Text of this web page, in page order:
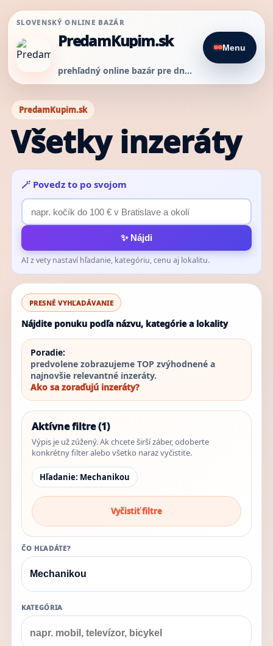
SLOVENSKÝ ONLINE BAZÁR
PredamKupim.sk
prehľadný online bazár pre dnešný predaj
Menu
PredamKupim.sk
Všetky inzeráty
🪄 Povedz to po svojom
✨ Nájdi
AI z vety nastaví hľadanie, kategóriu, cenu aj lokalitu.
PRESNÉ VYHĽADÁVANIE
Nájdite ponuku podľa názvu, kategórie a lokality
Poradie:
predvolene zobrazujeme TOP zvýhodnené a
najnovšie relevantné inzeráty.
Ako sa zoraďujú inzeráty?
Aktívne filtre (1)
Výpis je už zúžený. Ak chcete širší záber, odoberte
konkrétny filter alebo všetko naraz vyčistite.
Hľadanie: Mechanikou
Vyčistiť filtre
ČO HĽADÁTE?
KATEGÓRIA